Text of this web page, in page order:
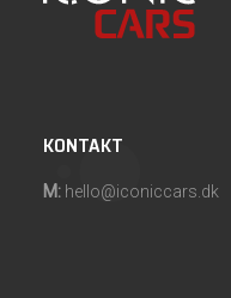
KONTAKT
M: hello@iconiccars.dk